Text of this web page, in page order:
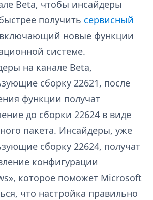
Beta, чтобы инсайдеры
получить сервисный
новые функции
системе.
на канале Beta,
сборку 22621, после
функции получат
до сборки 22624 в виде
пакета. Инсайдеры, уже
сборку 22624, получат
конфигурации
которое поможет Microsoft
что настройка правильно